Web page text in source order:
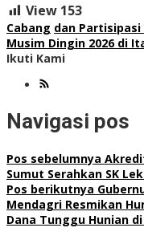
View 153
Cabang dan Partisipasi
Musim Dingin 2026 di
Ikuti Kami
Navigasi pos
Pos sebelumnya
Sumut Serahkan SK
Pos berikutnya
Mendagri Resmikan
Dana Tunggu Hunian